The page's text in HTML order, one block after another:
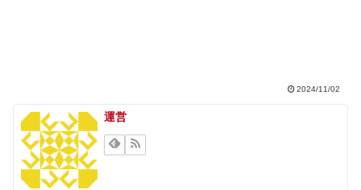
2024/11/02
運営